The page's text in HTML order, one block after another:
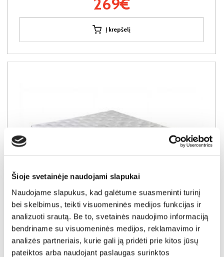
Šioje svetainėje naudojami slapukai
Naudojame slapukus, kad galėtume suasmeninti turinį
bei skelbimus, teikti visuomeninės medijos funkcijas ir
analizuoti srautą. Be to, svetainės naudojimo informaciją
bendriname su visuomeninės medijos, reklamavimo ir
analizės partneriais, kurie gali ją pridėti prie kitos jūsų
pateiktos arba naudojant paslaugas surinktos
Į krepšelį
YRA SANDĖLYJE
FROSTY ELITE LATEX 160x200x22 čiužinys (Susuktas)
Išmatavimai: 160cm 200cm